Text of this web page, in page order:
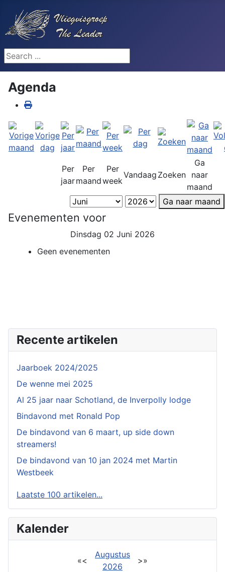
Search ...
Agenda
Per
jaar
Per
maand
Per
week
Vandaag Zoeken
Ga
naar
maand
Ga naar maand
Evenementen voor
Dinsdag 02 Juni 2026
Geen evenementen
Recente artikelen
Jaarboek 2024/2025
De wenne mei 2025
Al 25 jaar naar Schotland, de Inverpolly lodge
Bindavond met Ronald Pop
De bindavond van 6 maart, up side down
streamers!
De bindavond van 10 jan 2024 met Martin
Westbeek
Laatste 100 artikelen...
Kalender
«<
Augustus
2026
>»